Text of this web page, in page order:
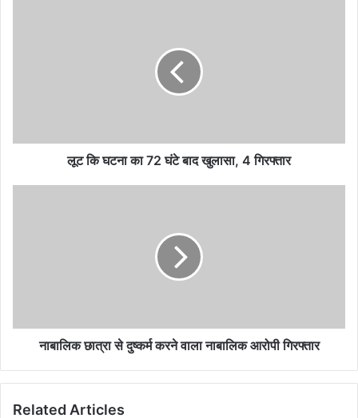
लूट कि घटना का 72 घंटे बाद खुलासा, 4 गिरफ्तार
नाबालिक छात्रा से दुष्कर्म करने वाला नाबालिक आरोपी गिरफ्तार
Related Articles